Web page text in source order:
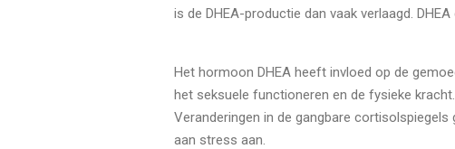
is de DHEA-productie dan vaak verlaagd.
Het hormoon DHEA heeft invloed op de
het seksuele functioneren en de fysieke
Veranderingen in de gangbare
aan stress aan.